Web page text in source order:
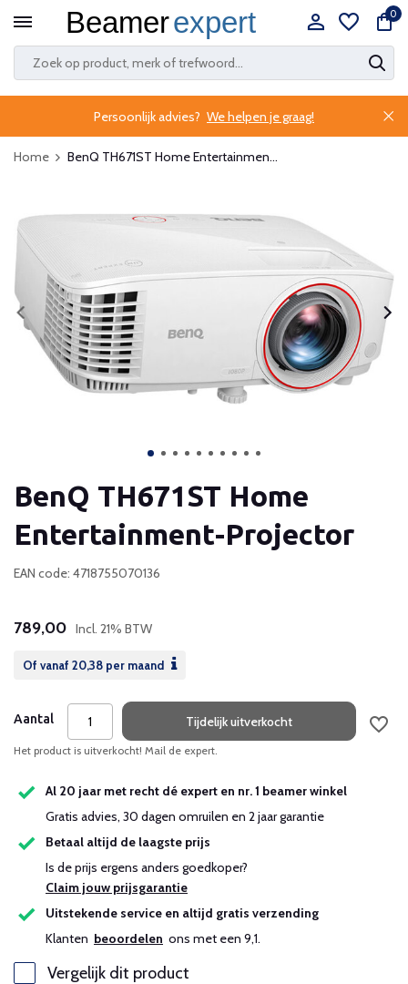
0
Persoonlijk advies? We helpen je graag!
Home BenQ TH671ST Home Entertainmen...
BenQ TH671ST Home
Entertainment-Projector
EAN code: 4718755070136
789,00 Incl. 21% BTW
Of vanaf 20,38 per maand
Aantal Tijdelijk uitverkocht
Het product is uitverkocht! Mail de expert.
Al 20 jaar met recht dé expert en nr. 1 beamer winkel
Gratis advies, 30 dagen omruilen en 2 jaar garantie
Betaal altijd de laagste prijs
Is de prijs ergens anders goedkoper?
Claim jouw prijsgarantie
Uitstekende service en altijd gratis verzending
Klanten beoordelen ons met een 9,1.
Vergelijk dit product